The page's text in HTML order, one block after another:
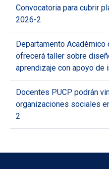
Convocatoria para cubrir
2026-2
Departamento
ofrecerá taller sobre
aprendizaje con apoyo de
Docentes PUCP podrán
organizaciones sociales
2